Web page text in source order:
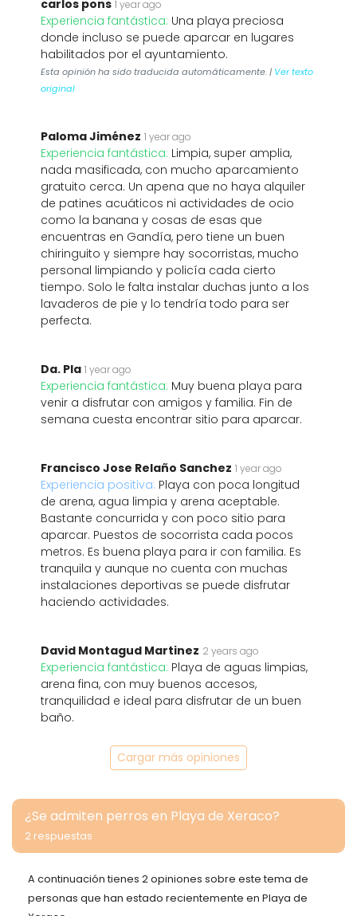
carlos pons 1 year ago
Experiencia fantástica: Una playa preciosa
donde incluso se puede aparcar en lugares
habilitados por el ayuntamiento.
Esta opinión ha sido traducida automáticamente. | Ver texto
original
Paloma Jiménez 1 year ago
Experiencia fantástica: Limpia, super amplia,
nada masificada, con mucho aparcamiento
gratuito cerca. Un apena que no haya alquiler
de patines acuáticos ni actividades de ocio
como la banana y cosas de esas que
encuentras en Gandía, pero tiene un buen
chiringuito y siempre hay socorristas, mucho
personal limpiando y policía cada cierto
tiempo. Solo le falta instalar duchas junto a los
lavaderos de pie y lo tendría todo para ser
perfecta.
Da. Pla 1 year ago
Experiencia fantástica: Muy buena playa para
venir a disfrutar con amigos y familia. Fin de
semana cuesta encontrar sitio para aparcar.
Francisco Jose Relaño Sanchez 1 year ago
Experiencia positiva: Playa con poca longitud
de arena, agua limpia y arena aceptable.
Bastante concurrida y con poco sitio para
aparcar. Puestos de socorrista cada pocos
metros. Es buena playa para ir con familia. Es
tranquila y aunque no cuenta con muchas
instalaciones deportivas se puede disfrutar
haciendo actividades.
David Montagud Martinez 2 years ago
Experiencia fantástica: Playa de aguas limpias,
arena fina, con muy buenos accesos,
tranquilidad e ideal para disfrutar de un buen
baño.
Cargar más opiniones
¿Se admiten perros en Playa de Xeraco?
2 respuestas
A continuación tienes 2 opiniones sobre este tema de
personas que han estado recientemente en Playa de